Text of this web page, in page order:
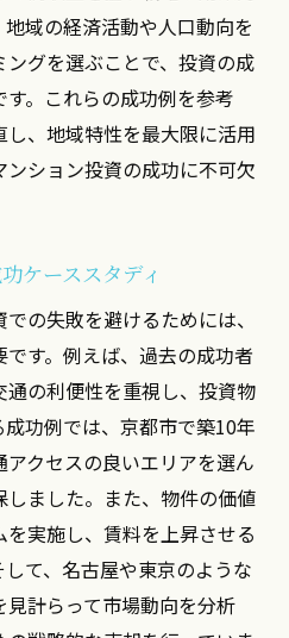
域の経済活動や人口動向を
グを選ぶことで、投資の成
。これらの成功例を参考
、地域特性を最大限に活用
ション投資の成功に不可欠
ケーススタディ
の失敗を避けるためには、
す。例えば、過去の成功者
の利便性を重視し、投資物
功例では、京都市で築10年
クセスの良いエリアを選ん
ました。また、物件の価値
実施し、賃料を上昇させる
て、名古屋や東京のような
計らって市場動向を分析